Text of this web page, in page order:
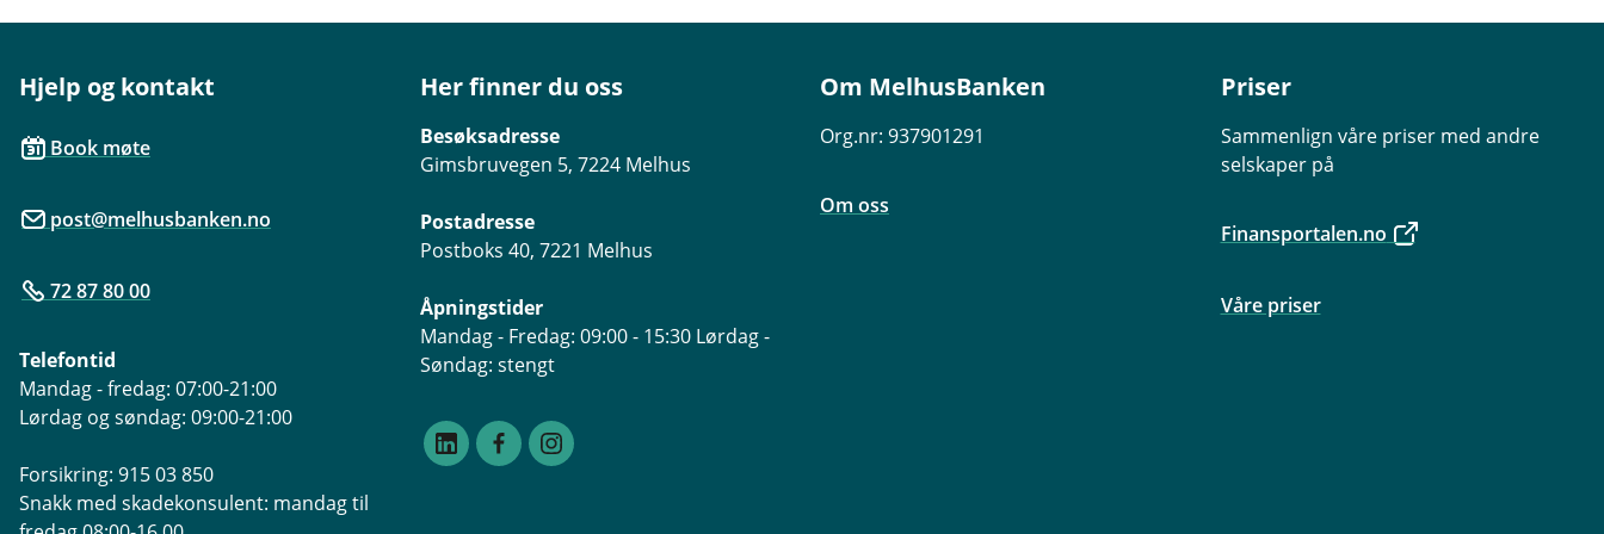
k
Hjelp og kontakt
Book møte
post@melhusbanken.no
72 87 80 00
Telefontid
Mandag - fredag: 07:00-21:00
Lørdag og søndag: 09:00-21:00
Forsikring: 915 03 850
Snakk med skadekonsulent: mandag til
Her finner du oss
Besøksadresse
Gimsbruvegen 5, 7224 Melhus
Postadresse
Postboks 40, 7221 Melhus
Åpningstider
Mandag - Fredag: 09:00 - 15:30 Lørdag -
Søndag: stengt
Om MelhusBanken
Org.nr: 937901291
Om oss
Priser
Sammenlign våre priser med andre
selskaper på
Finansportalen.no
Våre priser